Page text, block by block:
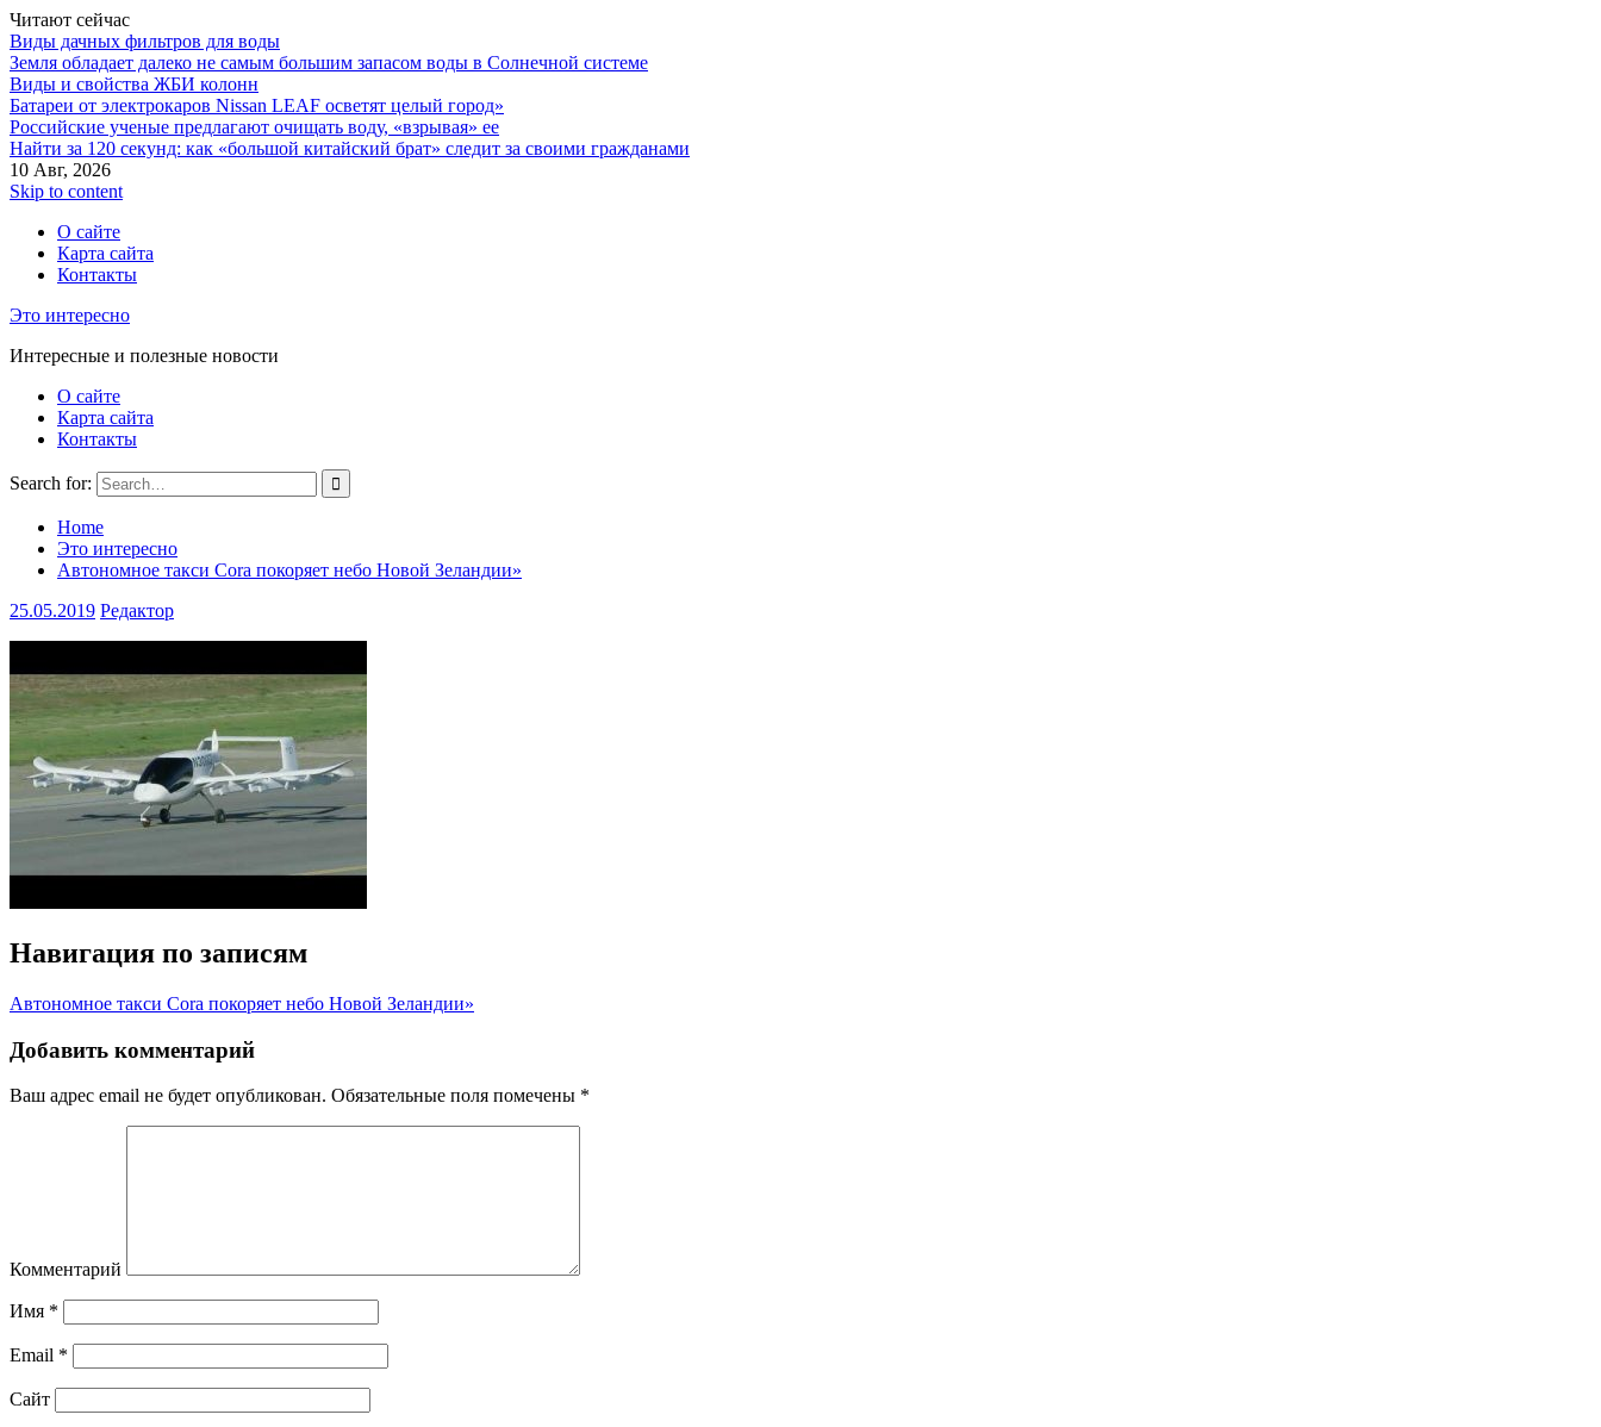
Читают сейчас
Виды дачных фильтров для воды
Земля обладает далеко не самым большим запасом воды в Солнечной системе
Виды и свойства ЖБИ колонн
Батареи от электрокаров Nissan LEAF осветят целый город»
Российские ученые предлагают очищать воду, «взрывая» ее
Найти за 120 секунд: как «большой китайский брат» следит за своими гражданами
10 Авг, 2026
Skip to content
О сайте
Карта сайта
Контакты
Это интересно
Интересные и полезные новости
О сайте
Карта сайта
Контакты
Search for:
Home
Это интересно
Автономное такси Cora покоряет небо Новой Зеландии»
25.05.2019 Редактор
Навигация по записям
Автономное такси Cora покоряет небо Новой Зеландии»
Добавить комментарий
Ваш адрес email не будет опубликован. Обязательные поля помечены *
Комментарий
Имя *
Email *
Сайт